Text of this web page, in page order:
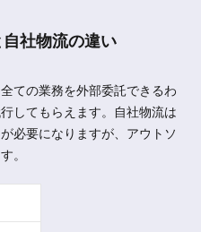
社物流の違い
ての業務を外部委託できるわ
してもらえます。自社物流は
必要になりますが、アウトソ
。